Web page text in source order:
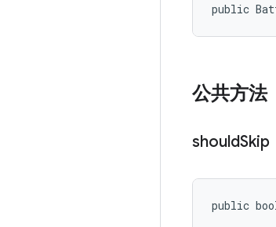
public
公共方法
shouldSkip
public